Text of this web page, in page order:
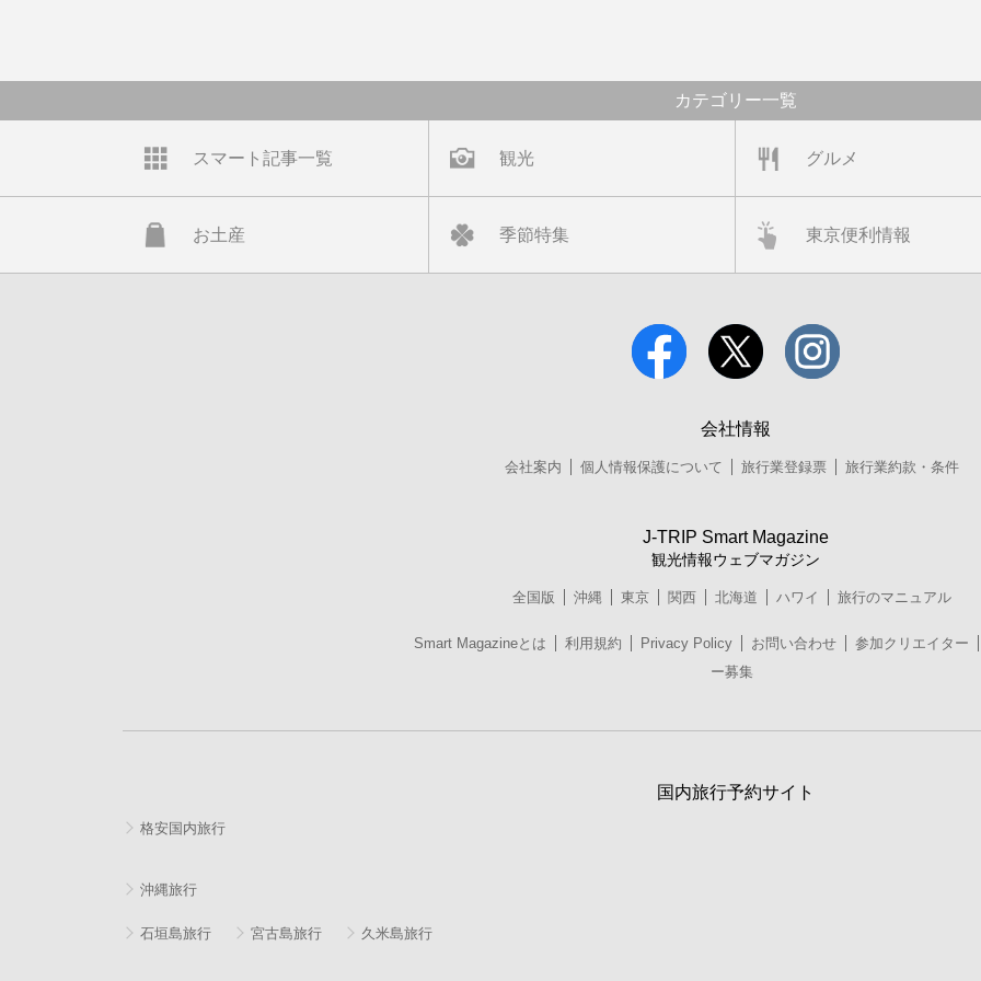
カテゴリー一覧
スマート記事一覧 観光 グルメ
お土産 季節特集 東京便利情報
会社情報
会社案内 個人情報保護について 旅行業登録票 旅行業約款・条件
J-TRIP Smart Magazine
観光情報ウェブマガジン
全国版 沖縄 東京 関西 北海道 ハワイ 旅行のマニュアル
Smart Magazineとは 利用規約 Privacy Policy お問い合わせ 参加クリエイター
ー募集
国内旅行予約サイト
格安国内旅行
沖縄旅行
石垣島旅行 宮古島旅行 久米島旅行